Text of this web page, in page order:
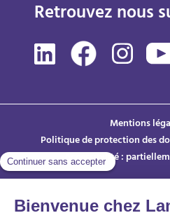
Retrouvez nous
Mentions
Politique de protection des
Accessibilité :